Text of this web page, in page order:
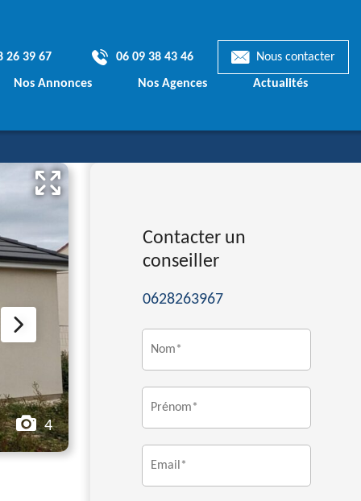
26 39 67 06 09 38 43 46 Nous contacter
de Maisons
Nos Annonces
Terrains & Maisons
Nos Agences Actualités
Contacter un
conseiller
0628263967
4